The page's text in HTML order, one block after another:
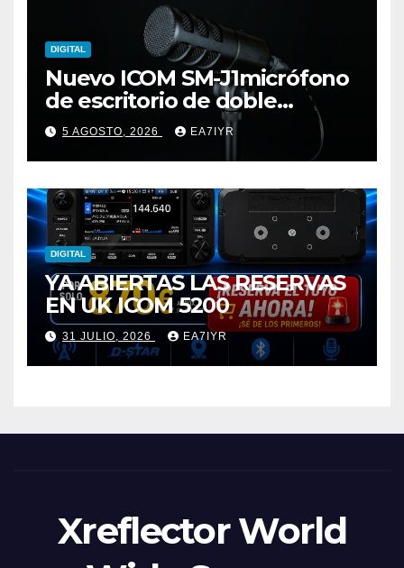
DIGITAL
Nuevo ICOM SM-J1micrófono
de escritorio de doble
elemento premium
5 AGOSTO, 2026 EA7IYR
DIGITAL
YA ABIERTAS LAS RESERVAS
EN UK ICOM 5200
31 JULIO, 2026 EA7IYR
Xreflector World